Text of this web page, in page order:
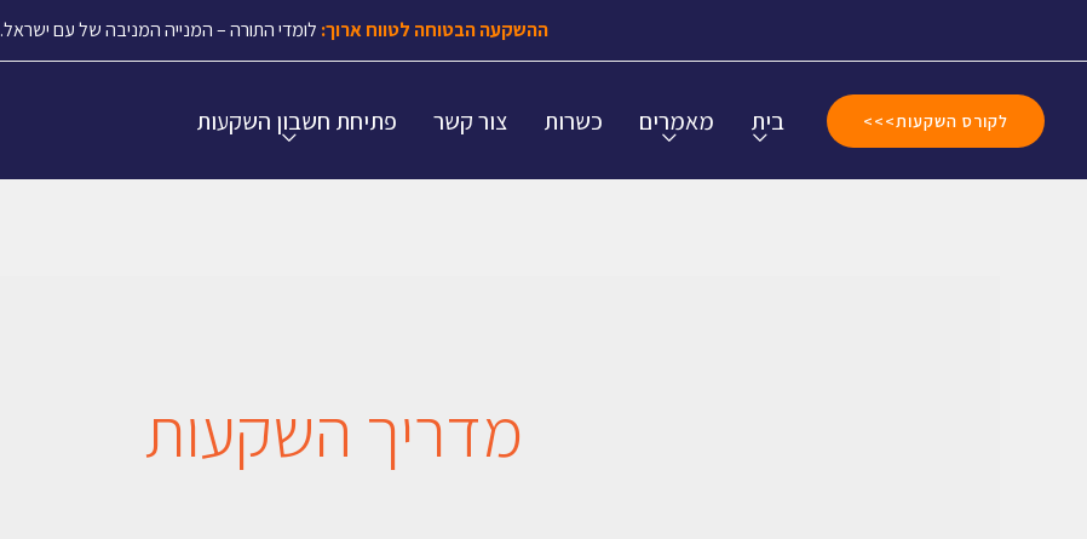
ההשקעה הבטוחה לטווח ארוך: לומדי התורה – המנייה המניבה של עם ישראל.
לקורס השקעות>>> בית מאמרים כשרות צור קשר פתיחת חשבון השקעות
מדריך השקעות